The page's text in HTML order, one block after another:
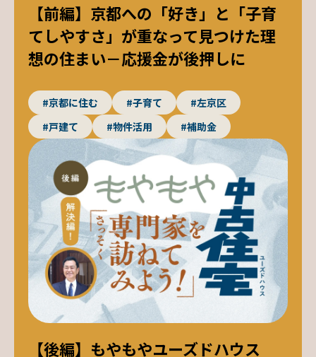
【前編】京都への「好き」と「子育
てしやすさ」が重なって見つけた理
想の住まい－応援金が後押しに
#京都に住む #子育て
#左京区
#戸建て
#物件活用 #補助金
【後編】もやもやユーズドハウス